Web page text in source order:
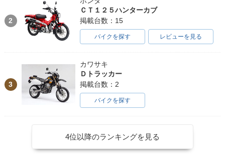
2
ＣＴ１２５ハンターカブ
掲載台数：15
バイクを探す レビューを見る
3
カワサキ
Ｄトラッカー
掲載台数：2
バイクを探す
4位以降のランキングを見る